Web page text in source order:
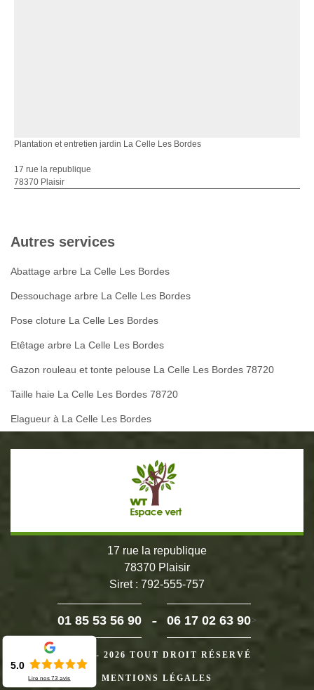
Plantation et entretien jardin La Celle Les Bordes
17 rue la republique
78370 Plaisir
Autres services
Abattage arbre La Celle Les Bordes
Dessouchage arbre La Celle Les Bordes
Pose cloture La Celle Les Bordes
Etêtage arbre La Celle Les Bordes
Gazon rouleau et tonte pelouse La Celle Les Bordes 78720
Taille haie La Celle Les Bordes 78720
Elagueur à La Celle Les Bordes
17 rue la republique
78370 Plaisir
Siret : 792-555-757
01 85 53 56 90 - 06 17 02 63 90>
©2024 - 2026 TOUT DROIT RÉSERVÉ
MENTIONS LÉGALES
5.0
Lire nos73 avis